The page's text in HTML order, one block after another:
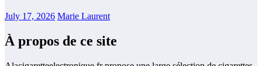
July 17, 2026 Marie Laurent
À propos de ce site